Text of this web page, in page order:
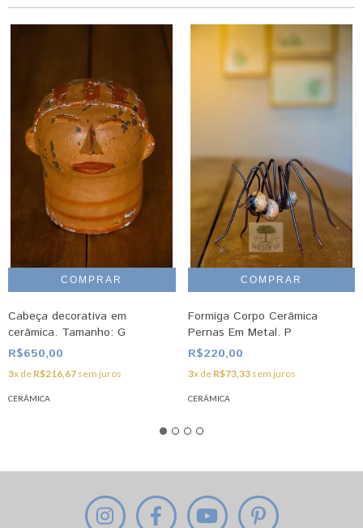
Cabeça decorativa em
cerâmica. Tamanho: G
R$650,00
3x de R$216,67 sem juros
CERÂMICA
Formiga Corpo Cerâmica
Pernas Em Metal. P
R$220,00
3x de R$73,33sem juros
CERÂMICA